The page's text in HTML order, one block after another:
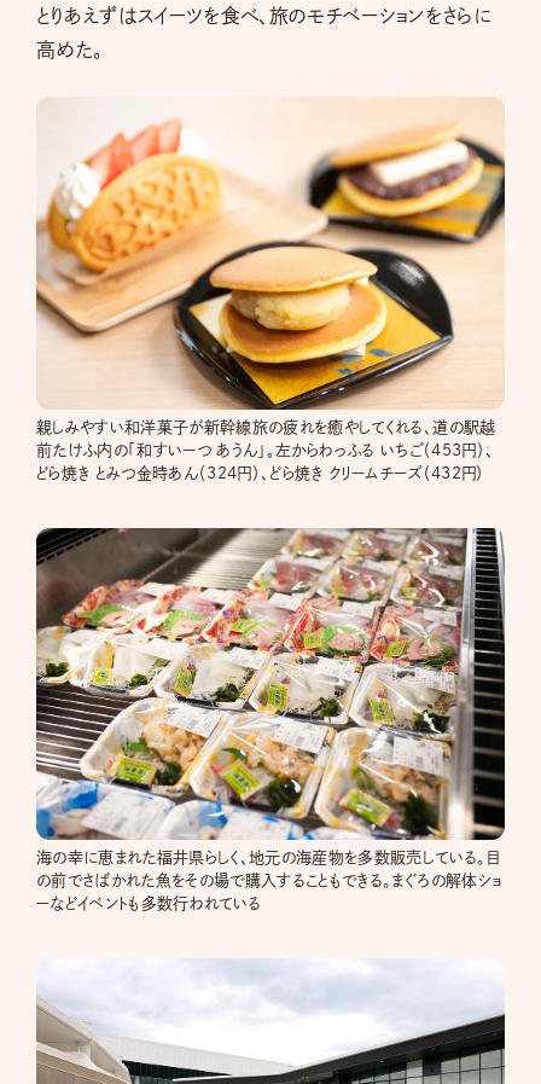
とりあえずはスイーツを食べ、旅のモチベーションをさらに
高めた。
親しみやすい和洋菓子が新幹線旅の疲れを癒やしてくれる、道の駅越
前たけふ内の「和すいーつ あうん」。左からわっふる いちご（453円）、
どら焼き とみつ金時あん（324円）、どら焼き クリームチーズ（432円）
海の幸に恵まれた福井県らしく、地元の海産物を多数販売している。目
の前でさばかれた魚をその場で購入することもできる。まぐろの解体ショ
ーなどイベントも多数行われている